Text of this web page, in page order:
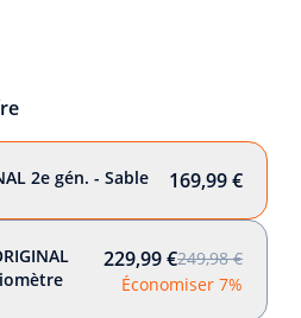
2e gén. - Sable 169,99 €
229,99 €249,98 €
Économiser 7%